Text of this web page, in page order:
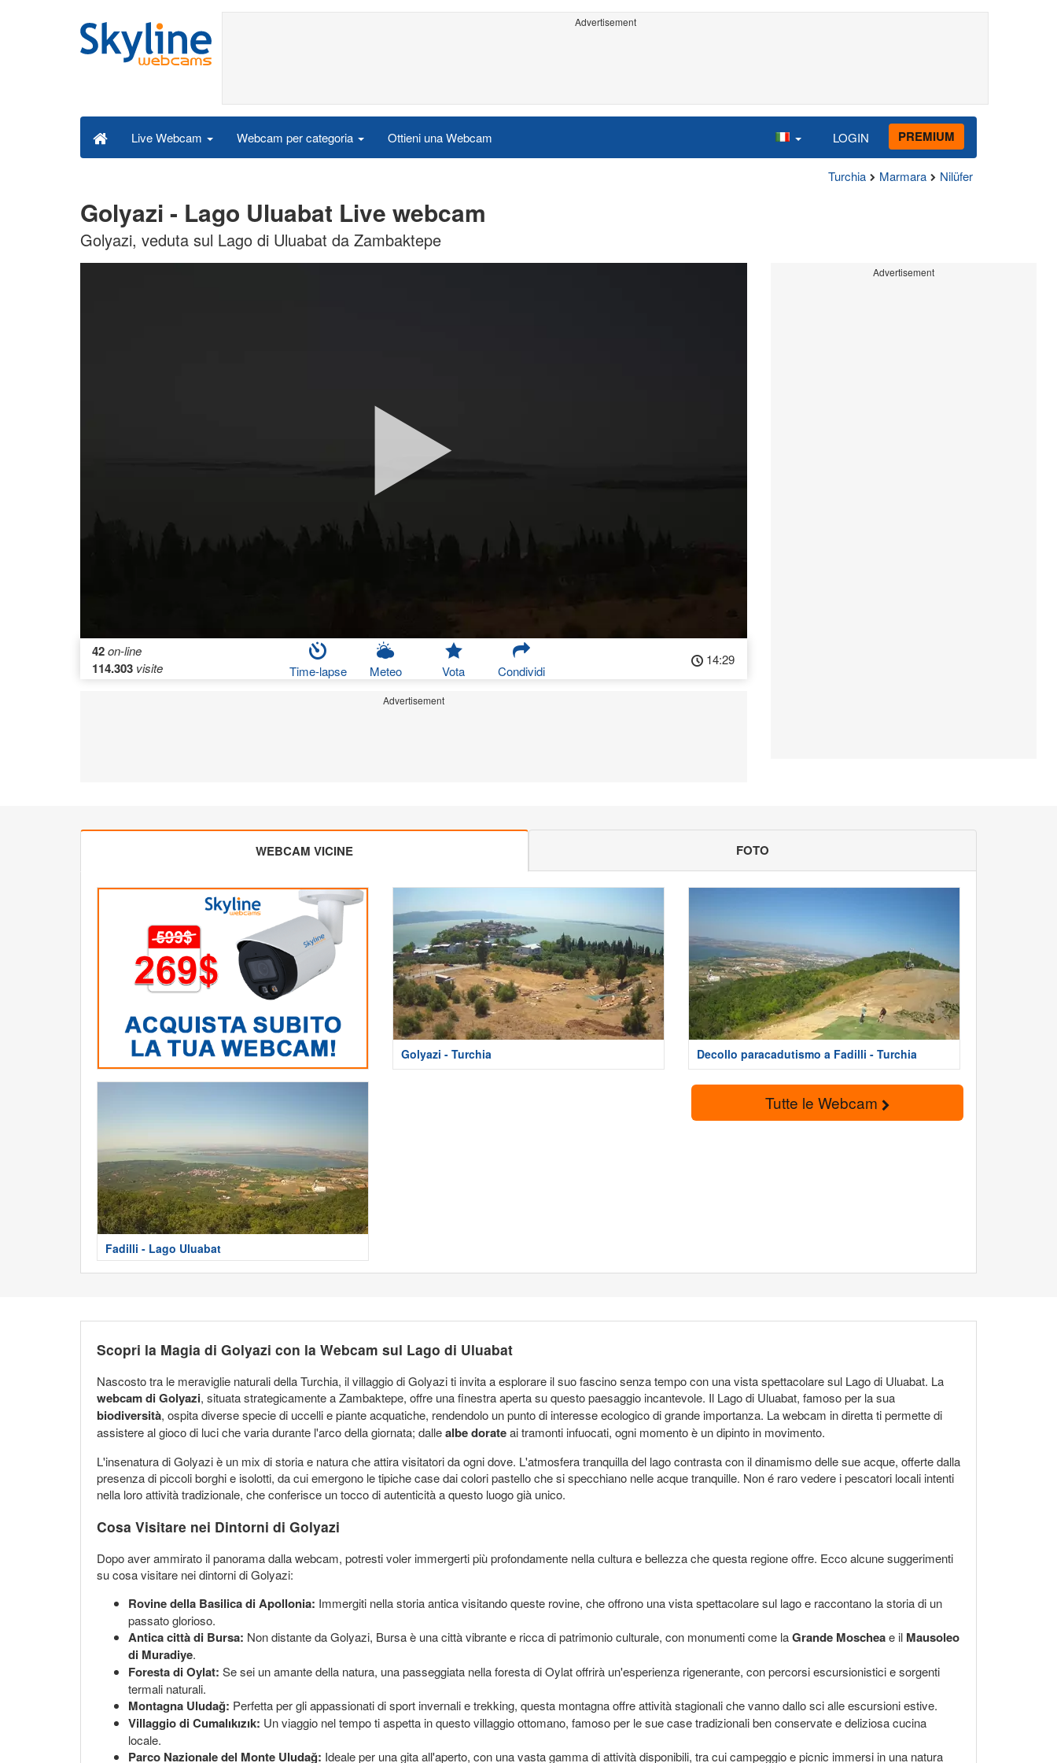
Advertisement
Live Webcam Webcam per categoria Ottieni una Webcam LOGIN PREMIUM
Turchia Marmara Nilüfer
Golyazi - Lago Uluabat Live webcam
Golyazi, veduta sul Lago di Uluabat da Zambaktepe
42on-line
114.303 visite Time-lapse Meteo Vota Condividi
14:29
Advertisement
Advertisement
WEBCAM VICINE FOTO
Golyazi - Turchia Decollo paracadutismo a Fadilli - Turchia
Fadilli - Lago Uluabat
Tutte le Webcam
Scopri la Magia di Golyazi con la Webcam sul Lago di Uluabat
Nascosto tra le meraviglie naturali della Turchia, il villaggio di Golyazi ti invita a esplorare il suo fascino senza tempo con una vista spettacolare sul Lago di Uluabat. La
webcam di Golyazi, situata strategicamente a Zambaktepe, offre una finestra aperta su questo paesaggio incantevole. Il Lago di Uluabat, famoso per la sua
biodiversità, ospita diverse specie di uccelli e piante acquatiche, rendendolo un punto di interesse ecologico di grande importanza. La webcam in diretta ti permette di
assistere al gioco di luci che varia durante l'arco della giornata; dallealbe dorateai tramonti infuocati, ogni momento è un dipinto in movimento.
L'insenatura di Golyazi è un mix di storia e natura che attira visitatori da ogni dove. L'atmosfera tranquilla del lago contrasta con il dinamismo delle sue acque, offerte dalla
presenza di piccoli borghi e isolotti, da cui emergono le tipiche case dai colori pastello che si specchiano nelle acque tranquille. Non é raro vedere i pescatori locali intenti
nella loro attività tradizionale, che conferisce un tocco di autenticità a questo luogo già unico.
Cosa Visitare nei Dintorni di Golyazi
Dopo aver ammirato il panorama dalla webcam, potresti voler immergerti più profondamente nella cultura e bellezza che questa regione offre. Ecco alcune suggerimenti
su cosa visitare nei dintorni di Golyazi:
Rovine della Basilica di Apollonia: Immergiti nella storia antica visitando queste rovine, che offrono una vista spettacolare sul lago e raccontano la storia di un
passato glorioso.
Antica città di Bursa: Non distante da Golyazi, Bursa è una città vibrante e ricca di patrimonio culturale, con monumenti come laGrande Moscheae il Mausoleo
di Muradiye.
Foresta di Oylat: Se sei un amante della natura, una passeggiata nella foresta di Oylat offrirà un'esperienza rigenerante, con percorsi escursionistici e sorgenti
termali naturali.
Montagna Uludağ: Perfetta per gli appassionati di sport invernali e trekking, questa montagna offre attività stagionali che vanno dallo sci alle escursioni estive.
Villaggio di Cumalıkızık: Un viaggio nel tempo ti aspetta in questo villaggio ottomano, famoso per le sue case tradizionali ben conservate e deliziosa cucina
locale.
Parco Nazionale del Monte Uludağ: Ideale per una gita all'aperto, con una vasta gamma di attività disponibili, tra cui campeggio e picnic immersi in una natura